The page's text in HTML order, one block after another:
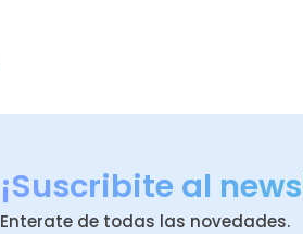
¡Suscribite al
Enterate de todas las novedades.